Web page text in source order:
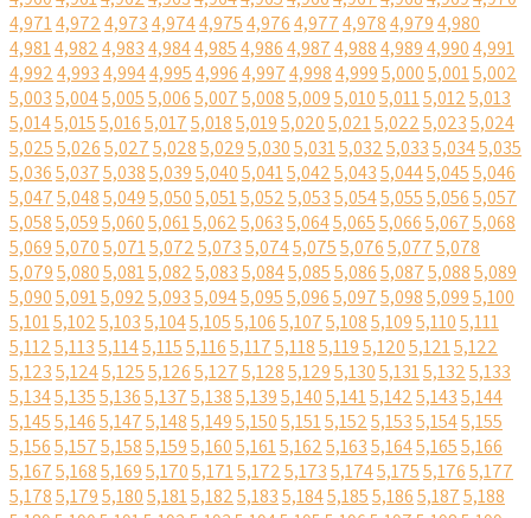
4,9714,9724,9734,9744,9754,9764,9774,9784,9794,980
4,9814,9824,9834,9844,9854,9864,9874,9884,9894,9904,991
4,9924,9934,9944,9954,9964,9974,9984,9995,0005,0015,002
5,0035,0045,0055,0065,0075,0085,0095,0105,0115,0125,013
5,0145,0155,0165,0175,0185,0195,0205,0215,0225,0235,024
5,0255,0265,0275,0285,0295,0305,0315,0325,0335,0345,035
5,0365,0375,0385,0395,0405,0415,0425,0435,0445,0455,046
5,0475,0485,0495,0505,0515,0525,0535,0545,0555,0565,057
5,0585,0595,0605,0615,0625,0635,0645,0655,0665,0675,068
5,0695,0705,0715,0725,0735,0745,0755,0765,0775,078
5,0795,0805,0815,0825,0835,0845,0855,0865,0875,0885,089
5,0905,0915,0925,0935,0945,0955,0965,0975,0985,0995,100
5,1015,1025,1035,1045,1055,1065,1075,1085,1095,1105,111
5,1125,1135,1145,1155,1165,1175,1185,1195,1205,1215,122
5,1235,1245,1255,1265,1275,1285,1295,1305,1315,1325,133
5,1345,1355,1365,1375,1385,1395,1405,1415,1425,1435,144
5,1455,1465,1475,1485,1495,1505,1515,1525,1535,1545,155
5,1565,1575,1585,1595,1605,1615,1625,1635,1645,1655,166
5,1675,1685,1695,1705,1715,1725,1735,1745,1755,1765,177
5,1785,1795,1805,1815,1825,1835,1845,1855,1865,1875,188